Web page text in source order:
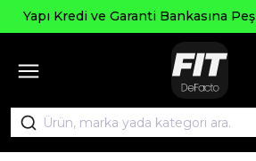
Kredi ve Garanti Bankasına Peşin